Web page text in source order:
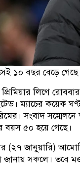
১০ বছর বেড়ে
লিগে
ম্যাচের কয়েক
সংবাদ
বয়স ৫০ হয়ে গেছে।
(২৭ জানুয়ারি)
জানায় সকলে। তবে